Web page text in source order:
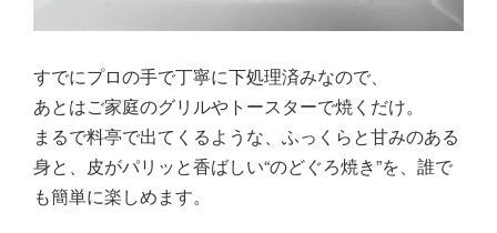
すでにプロの手で丁寧に下処理済みなので、
あとはご家庭のグリルやトースターで焼くだけ。
まるで料亭で出てくるような、ふっくらと甘みのある
身と、皮がパリッと香ばしい“のどぐろ焼き”を、誰で
も簡単に楽しめます。